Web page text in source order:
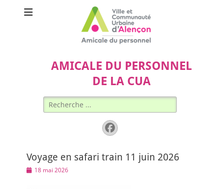
AMICALE DU PERSONNEL
DE LA CUA
Rechercher :
Facebook
Voyage en safari train 11 juin 2026
Posted18 mai 2026